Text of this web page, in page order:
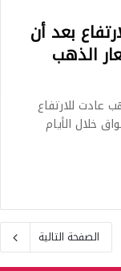
22 يعود للارتفاع بعد أن
أسعار الذهب
عادت للارتفاع
خلال الأيام
الصفحة التالية